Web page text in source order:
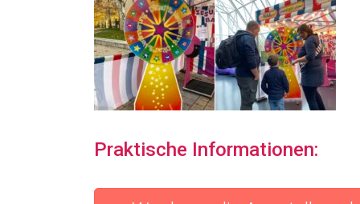
Praktische Informationen: